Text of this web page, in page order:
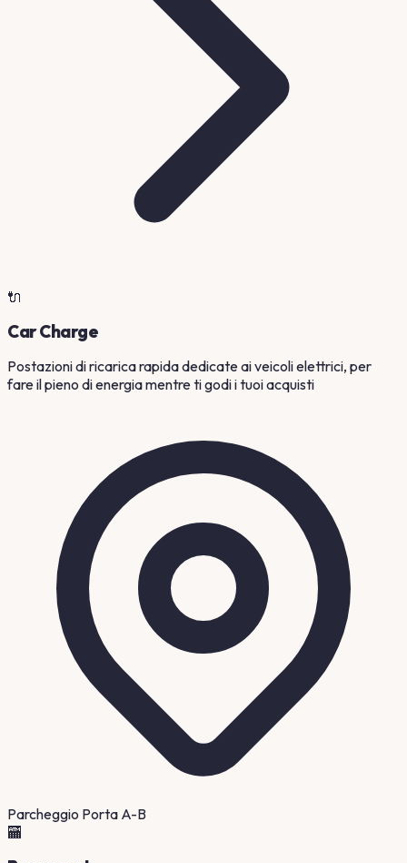
🔌
Car Charge
Postazioni di ricarica rapida dedicate ai veicoli elettrici, per
fare il pieno di energia mentre ti godi i tuoi acquisti
Parcheggio Porta A-B
🏧